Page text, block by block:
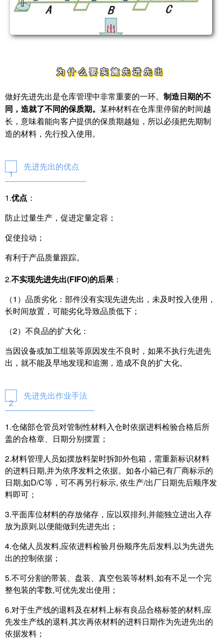
为什么要实施先进先出
做好先进先出是仓库管理中非常重要的一环。 制造日期的不
同，造就了不同的保质期。 某种材料在仓库里停留的时间越
长，意味着能向客户提供的保质期越短，所以必须把先期制
造的材料，先行投入使用。
1
先进先出的优点
1.优点 ：
防止过量生产，促进定量定容；
促使拉动；
有利于产品质量跟踪。
2.不实现先进先出(FIFO)的后果：
（1）品质劣化：部件没有实现先进先出，未及时投入使用，
长时间放置，可能劣化导致品质低下；
（2）不良品的扩大化：
当因设备或加工组装等原因发生不良时，如果不执行先进先
出，就不能及早地发现和追溯，造成不良的扩大化。
2
先进先出作业手法
1.仓储部仓管员对管制性材料入仓时依据进料检验合格后所
盖的合格章、日期分别摆置；
2.材料管理人员如摆放料架时拆卸外包箱，需重新标识材料
的进料日期,并为依序发料之依据。如各小箱已有厂商标示的
日期,如D/C等，可不再另行标示, 依生产/出厂日期先后顺序发
料即可；
3.平面库位材料的存放储存，应以双排列,并能独立进出入存
放为原则,以便能做到先进先出；
4.仓储人员发料,应依进料检验月份顺序先后发料,以为先进先
出的控制依据；
5.不可分割的带装、盘装、真空包装等材料,如有不足一个完
整包装的零数,可优先发出使用；
6.对于生产线的退料及在材料上标有良品合格标签的材料,应
先发生产线的退料,其次再依材料的进料日期作为先进先出的
依据发料；